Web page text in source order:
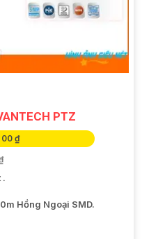
PTZ
00 ₫
.
Hồng Ngoại SMD.